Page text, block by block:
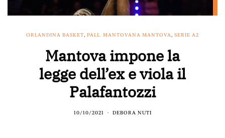
ORLANDINA BASKET, PALL. MANTOVANA MANTOVA, SERIE A2
Mantova impone la
legge dell’ex e viola il
Palafantozzi
10/10/2021 DEBORA NUTI